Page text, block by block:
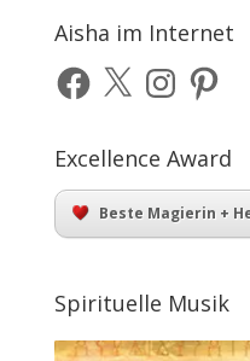
Aisha im Internet
Facebook
X InstagramPinterest
Excellence Award
Beste Magierin +
Spirituelle Musik